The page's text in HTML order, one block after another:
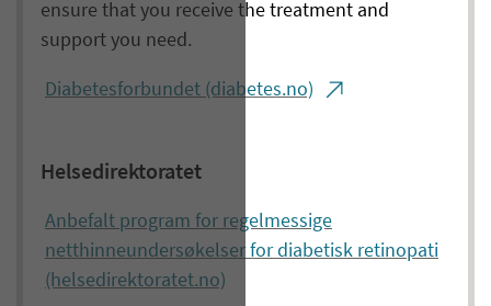
ensure that you receive the treatment and
support you need.
Diabetesforbundet (diabetes.no)
Helsedirektoratet
Anbefalt program for regelmessige
netthinneundersøkelser for diabetisk retinopati
(helsedirektoratet.no)